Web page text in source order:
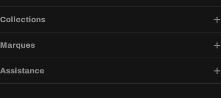
Collections
Marques
Assistance